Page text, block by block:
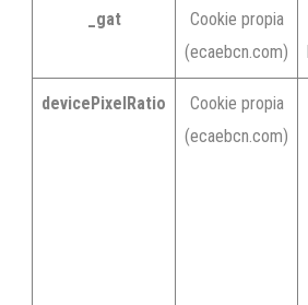
_gat
Cookie propia
(ecaebcn.com)
devicePixelRatio
Cookie propia
(ecaebcn.com)